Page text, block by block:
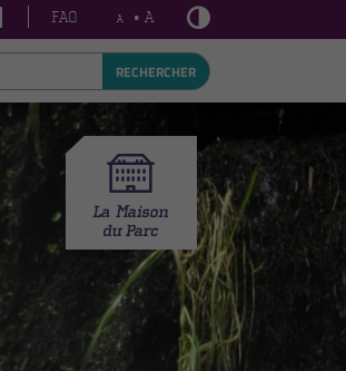
FAQ A • A
RECHERCHER